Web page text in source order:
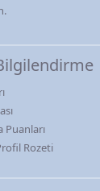
Puanları
Rozeti